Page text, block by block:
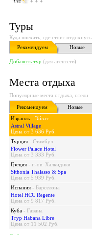
Туры
Куда поехать, где стоит отдохнуть
Рекомендуем
Новые
Добавить тур (для агентств)
Места отдыха
Популярные места отдыха, отели
Рекомендуем
Новые
Израиль - Эйлат
Astral Village
Цена от 3 636 Руб.
Турция - Стамбул
Flower Palace Hotel
Цена от 3 333 Руб.
Греция - п-ов. Халкидики
Sithonia Thalasso & Spa
Цена от 5 939 Руб.
Испания - Барселона
Hotel HCC Regente
Цена от 9 817 Руб.
Куба - Гавана
Tryp Habana Libre
Цена от 11 502 Руб.